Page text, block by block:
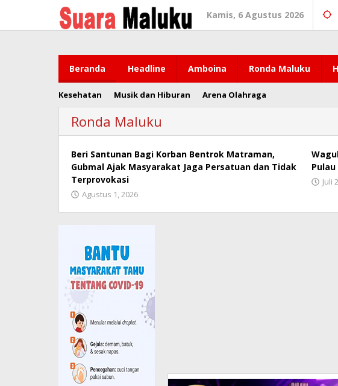
konten
Kamis, 6 Agustus 2026
Beranda Headline Amboina Ronda Maluku
Kesehatan Musik dan Hiburan Arena Olahraga
Ronda Maluku
Beri Santunan Bagi Korban Bentrok Matraman,
Gubmal Ajak Masyarakat Jaga Persatuan dan Tidak
Terprovokasi
Agustus 1, 2026
Pulau
Juli